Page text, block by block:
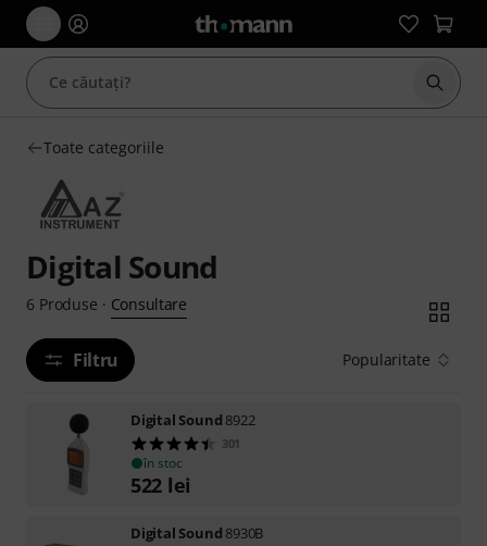
Toate categoriile
Digital Sound
6 Produse · Consultare
Filtru Popularitate
Digital Sound 8922
301
în stoc
522 lei
Digital Sound 8930B